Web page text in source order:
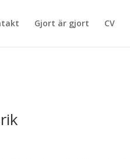
Gjort är gjort CV